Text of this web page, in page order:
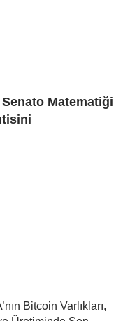
Matematiği
Bitcoin Varlıkları,